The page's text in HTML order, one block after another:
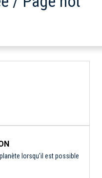
lorsqu'il est possible